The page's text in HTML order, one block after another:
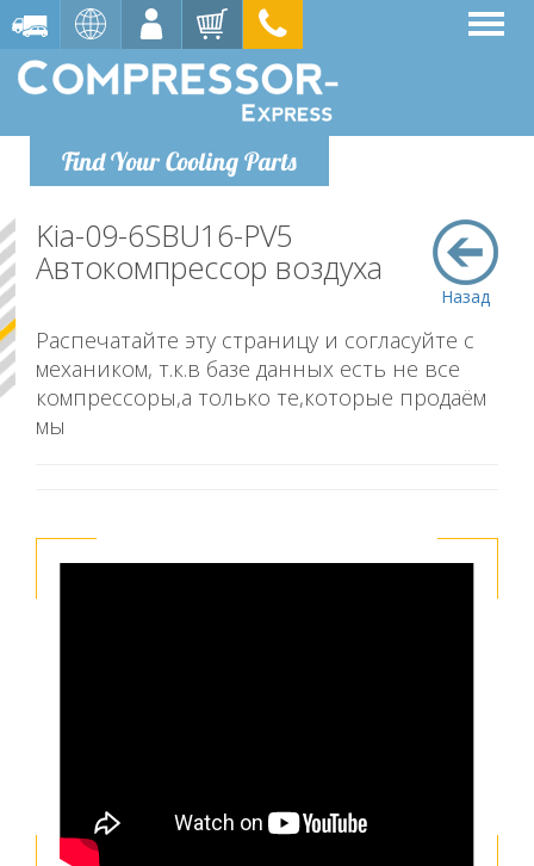
Find Your Cooling Parts
Назад
Kia-09-6SBU16-PV5
Автокомпрессор воздуха
Распечатайте эту страницу и согласуйте с
механиком, т.к.в базе данных есть не все
компрессоры,а только те,которые продаём
мы